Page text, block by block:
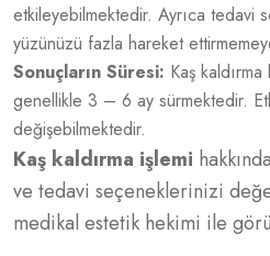
etkileyebilmektedir. Ayrıca tedavi
yüzünüzü fazla hareket
Sonuçların Süresi: Kaş
genellikle 3 – 6 ay sürmektedir.
değişebilmektedir.
Kaş kaldırma işlemi
ve tedavi seçeneklerinizi
medikal estetik hekimi ile